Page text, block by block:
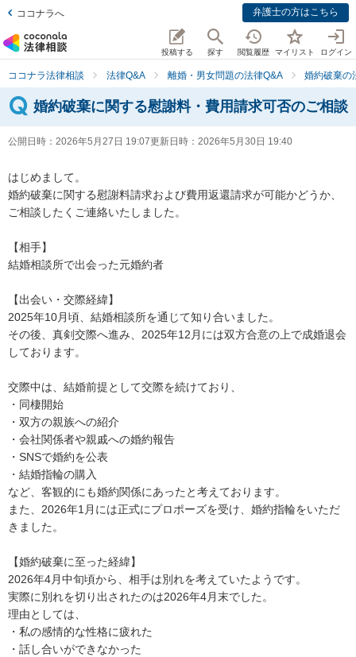
ココナラへ 弁護士の方はこちら
投稿する 探す 閲覧履歴 マイリスト ログイン
ココナラ法律相談 法律Q&A 離婚・男女問題の法律Q&A 婚約破棄の
婚約破棄に関する慰謝料・費用請求可否のご相談
公開日時： 2026年5月27日 19:07更新日時： 2026年5月30日 19:40
はじめまして。
婚約破棄に関する慰謝料請求および費用返還請求が可能かどうか、
ご相談したくご連絡いたしました。
【相手】
結婚相談所で出会った元婚約者
【出会い・交際経緯】
2025年10月頃、結婚相談所を通じて知り合いました。
その後、真剣交際へ進み、2025年12月には双方合意の上で成婚退会
しております。
交際中は、結婚前提として交際を続けており、
・同棲開始
・双方の親族への紹介
・会社関係者や親戚への婚約報告
・SNSで婚約を公表
・結婚指輪の購入
など、客観的にも婚約関係にあったと考えております。
また、2026年1月には正式にプロポーズを受け、婚約指輪をいただ
きました。
【婚約破棄に至った経緯】
2026年4月中旬頃から、相手は別れを考えていたようです。
実際に別れを切り出されたのは2026年4月末でした。
理由としては、
・私の感情的な性格に疲れた
・話し合いができなかった